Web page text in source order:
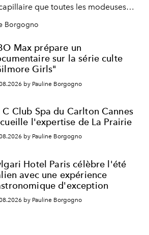
que toutes les modeuses
Borgogno
Max prépare un
sur la série culte
Girls"
by Pauline Borgogno
C Club Spa du Carlton Cannes
l'expertise de La Prairie
by Pauline Borgogno
Hotel Paris célèbre l'été
avec une expérience
d'exception
by Pauline Borgogno